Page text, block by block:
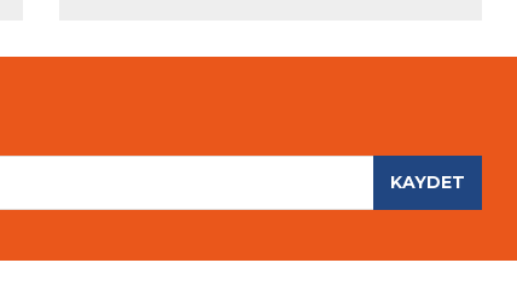
KAYDET